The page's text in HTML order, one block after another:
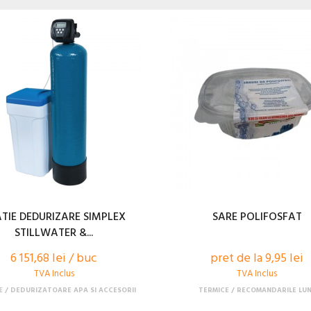
DEDURIZARE SIMPLEX
STILLWATER &...
6 151,68 lei / buc
TVA Inclus
DEDURIZATOARE APA SI ACCESORII
SARE POLIFOSFAT
pret de la 9,95 lei
TVA Inclus
TERMICE RECOMANDARILE